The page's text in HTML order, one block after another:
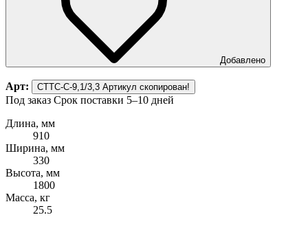
Добавлено
Арт: СТТС-С-9,1/3,3 Артикул скопирован!
Под заказ Срок поставки 5–10 дней
Длина, мм
910
Ширина, мм
330
Высота, мм
1800
Масса, кг
25.5